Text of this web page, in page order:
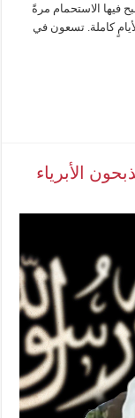
فيها الاستحمام مرةً
كاملة. تسعون في
الأبرياء